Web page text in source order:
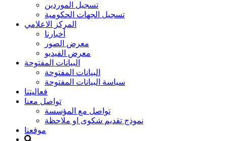
تسجيل الموردين
تسجيل الجهات الحكومية
المركز الاعلامي
أخبارنا
معرض الصور
معرض الفيديو
البيانات المفتوحة
البيانات المفتوحة
سياسة البيانات المفتوحة
فعاليتنا
تواصل معنا
تواصل مع المؤسسة
نموذج تقديم شكوى او ملاحظة
موقعنا